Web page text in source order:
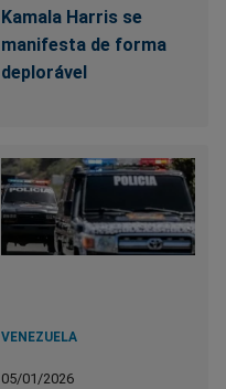
Kamala Harris se
manifesta de forma
deplorável
VENEZUELA
05/01/2026